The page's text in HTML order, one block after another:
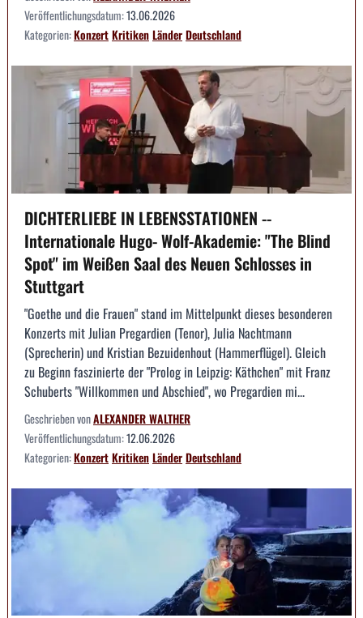
Veröffentlichungsdatum:13.06.2026
Kategorien:KonzertKritikenLänderDeutschland
DICHTERLIEBE IN LEBENSSTATIONEN --
Internationale Hugo- Wolf-Akademie: "The Blind
Spot" im Weißen Saal des Neuen Schlosses in
Stuttgart
"Goethe und die Frauen" stand im Mittelpunkt dieses besonderen
Konzerts mit Julian Pregardien (Tenor), Julia Nachtmann
(Sprecherin) und Kristian Bezuidenhout (Hammerflügel). Gleich
zu Beginn faszinierte der "Prolog in Leipzig: Käthchen" mit Franz
Schuberts "Willkommen und Abschied", wo Pregardien mi...
Geschrieben vonALEXANDER WALTHER
Veröffentlichungsdatum:12.06.2026
Kategorien:KonzertKritikenLänderDeutschland